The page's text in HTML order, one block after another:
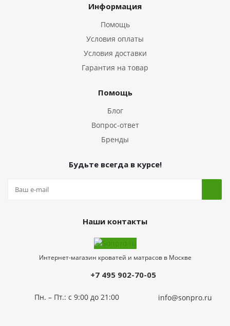
Информация
Помощь
Условия оплаты
Условия доставки
Гарантия на товар
Помощь
Блог
Вопрос-ответ
Бренды
Будьте всегда в курсе!
Наши контакты
Интернет-магазин кроватей и матрасов в Москве
+7 495 902-70-05
Пн. – Пт.: с 9:00 до 21:00 info@sonpro.ru